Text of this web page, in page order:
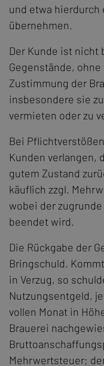
und etwa hierdurch
übernehmen.
Der Kunde ist
Gegenstände,
Zustimmung der
insbesondere sie
vermieten oder zu
Bei
Kunden verlangen,
gutem Zustand
käuflich zzgl.
wobei der
beendet wird.
Die Rückgabe der
Bringschuld.
in Verzug, so
Nutzungsentgeld,
vollen Monat in
Brauerei
Mehrwertsteuer;